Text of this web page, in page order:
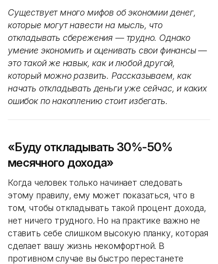
Существует много мифов об экономии денег,
которые могут навести на мысль, что
откладывать сбережения — трудно. Однако
умение экономить и оценивать свои финансы —
это такой же навык, как и любой другой,
который можно развить. Рассказываем, как
начать откладывать деньги уже сейчас, и каких
ошибок по накоплению стоит избегать.
«Буду откладывать 30%-50%
месячного дохода»
Когда человек только начинает следовать
этому правилу, ему может показаться, что в
том, чтобы откладывать такой процент дохода,
нет ничего трудного. Но на практике важно не
ставить себе слишком высокую планку, которая
сделает вашу жизнь некомфортной. В
противном случае вы быстро перестанете